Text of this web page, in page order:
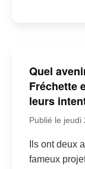
Quel
Fréchette
leurs
Publié le jeudi
Ils ont deux
fameux